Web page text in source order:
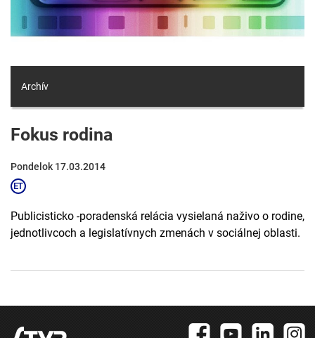
Archív
Fokus rodina
Pondelok 17.03.2014
Publicisticko -poradenská relácia vysielaná naživo o rodine,
jednotlivcoch a legislatívnych zmenách v sociálnej oblasti.